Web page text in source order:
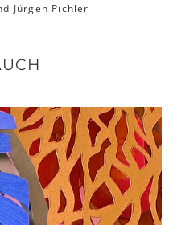
Jürgen Pichler